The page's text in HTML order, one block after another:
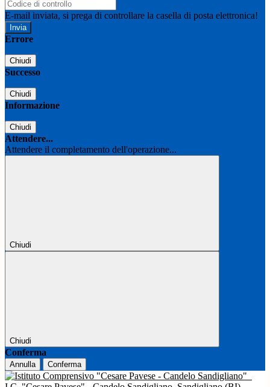
E-mail inviata, si prega di controllare la casella di posta elettronica!
Errore
Chiudi
Successo
Chiudi
Informazione
Chiudi
Attendere...
Attendere il completamento dell'operazione...
Chiudi
Chiudi
Conferma
Annulla Conferma